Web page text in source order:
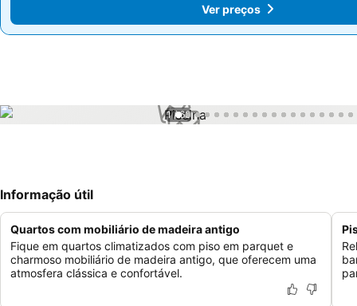
Ver preços
1 / 68
Informação útil
Quartos com mobiliário de madeira antigo
Fique em quartos climatizados com piso em parquet e
charmoso mobiliário de madeira antigo, que oferecem uma
atmosfera clássica e confortável.